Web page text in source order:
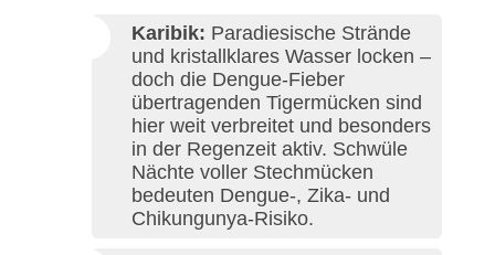
Karibik: Paradiesische Strände
und kristallklares Wasser locken –
doch die Dengue-Fieber
übertragenden Tigermücken sind
hier weit verbreitet und besonders
in der Regenzeit aktiv. Schwüle
Nächte voller Stechmücken
bedeuten Dengue-, Zika- und
Chikungunya-Risiko.